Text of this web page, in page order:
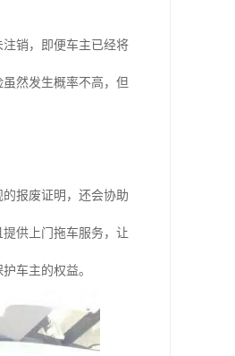
销，即便车主已经将
然发生概率不高，但
报废证明，还会协助
供上门拖车服务，让
车主的权益。